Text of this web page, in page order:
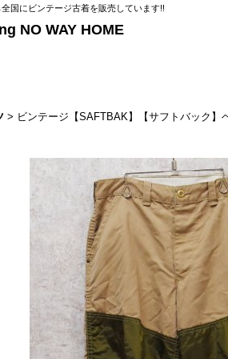
国にビンテージ古着を販売しています!!
NO WAY HOME
> ビンテージ【SAFTBAK】【サフトバック】